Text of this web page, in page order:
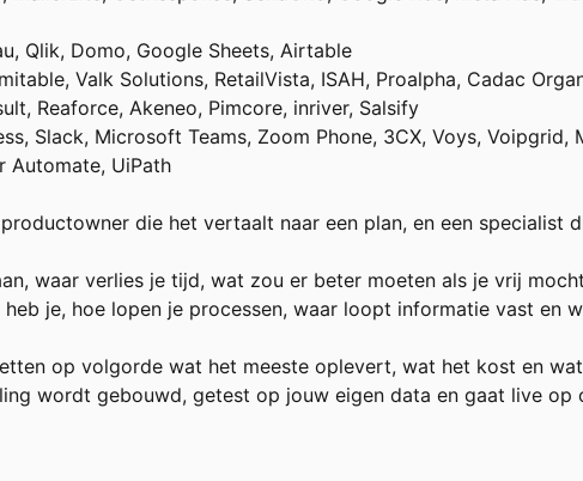
Qlik, Domo, Google Sheets, Airtable
Valk Solutions, RetailVista, ISAH, Proalpha, Cadac
Reaforce, Akeneo, Pimcore, inriver, Salsify
Slack, Microsoft Teams, Zoom Phone, 3CX, Voys, Voipgrid,
Automate, UiPath
die het vertaalt naar een plan, en een specialist
waar verlies je tijd, wat zou er beter moeten als je vrij
je, hoe lopen je processen, waar loopt informatie vast en
op volgorde wat het meeste oplevert, wat het kost en
wordt gebouwd, getest op jouw eigen data en gaat live